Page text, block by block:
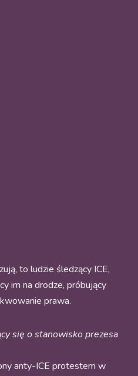
to ludzie śledzący ICE,
im na drodze, próbujący
prawa.
się o stanowisko prezesa
anty-ICE protestem w